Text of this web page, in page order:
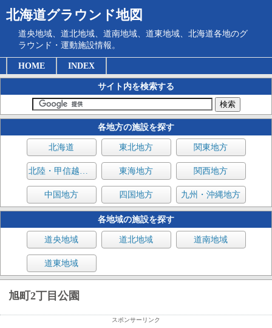
北海道グラウンド地図
道央地域、道北地域、道南地域、道東地域、北海道各地のグ
ラウンド・運動施設情報。
HOME INDEX
サイト内を検索する
各地方の施設を探す
北海道 東北地方 関東地方
北陸・甲信越地方 東海地方 関西地方
中国地方 四国地方 九州・沖縄地方
各地域の施設を探す
道央地域 道北地域 道南地域
道東地域
旭町2丁目公園
スポンサーリンク